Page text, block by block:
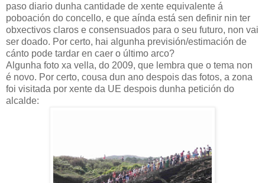
paso diario dunha cantidade de xente equivalente á
poboación do concello, e que aínda está sen definir nin ter
obxectivos claros e consensuados para o seu futuro, non vai
ser doado. Por certo, hai algunha previsión/estimación de
cánto pode tardar en caer o último arco?
Algunha foto xa vella, do 2009, que lembra que o tema non
é novo. Por certo, cousa dun ano despois das fotos, a zona
foi visitada por xente da UE despois dunha petición do
alcalde: